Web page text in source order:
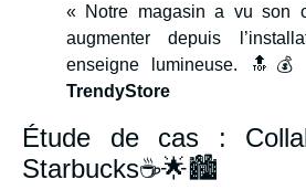
« Notre magasin a vu son
augmenter depuis
enseigne lumineuse.
TrendyStore
Étude de cas :
Starbucks☕🌟🏙️